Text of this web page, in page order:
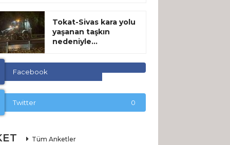
Tokat-Sivas kara yolu
yaşanan taşkın
nedeniyle...
Facebook
Twitter 0
Tüm Anketler